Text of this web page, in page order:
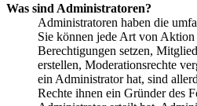
Was sind Administratoren?
Administratoren haben die
Sie können jede Art von
Berechtigungen setzen,
erstellen, Moderationsrechte
ein Administrator hat, sind
Rechte ihnen ein Gründer des